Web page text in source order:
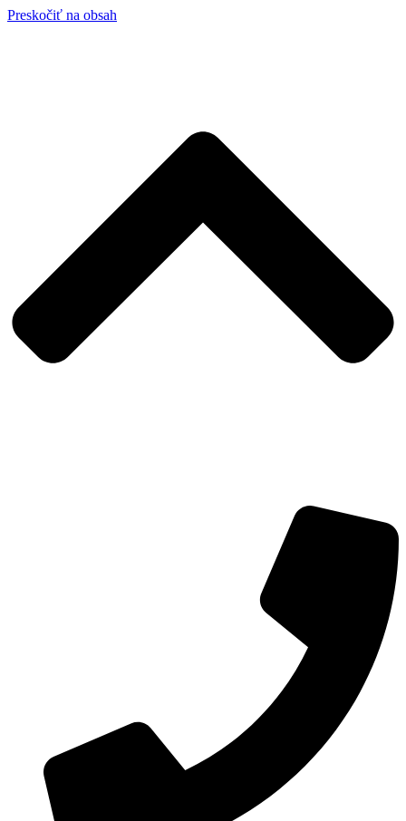
Preskočiť na obsah